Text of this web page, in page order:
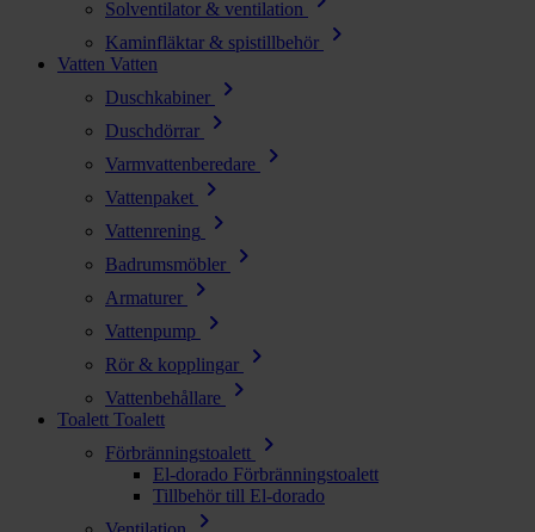
Solventilator & ventilation
Kaminfläktar & spistillbehör chevron_right
Vatten Vatten
Duschkabiner
chevron_right
Duschdörrar chevron_right
Varmvattenberedare chevron_right
Vattenpaket chevron_right
Vattenrening chevron_right
Badrumsmöbler chevron_right
Armaturer chevron_right
Vattenpump chevron_right
Rör & kopplingar chevron_right
Vattenbehållare chevron_right
Toalett Toalett
Förbränningstoalett
chevron_right
El-dorado Förbränningstoalett
Tillbehör till El-dorado
chevron_right